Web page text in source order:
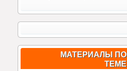
МАТЕРИАЛЫ ПО
ТЕМЕ